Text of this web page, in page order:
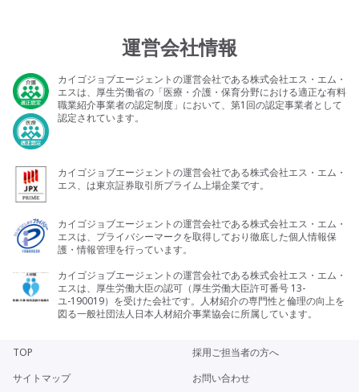
運営会社情報
カイゴジョブエージェントの運営会社である株式会社エス・エム・
エスは、厚生労働省の「医療・介護・保育分野における適正な有料
職業紹介事業者の認定制度」において、第1回の認定事業者として
認定されています。
カイゴジョブエージェントの運営会社である株式会社エス・エム・
エス、は東京証券取引所プライム上場企業です。
カイゴジョブエージェントの運営会社である株式会社エス・エム・
エスは、プライバシーマークを取得しており徹底した個人情報保
護・情報管理を行っています。
カイゴジョブエージェントの運営会社である株式会社エス・エム・
エスは、厚生労働大臣の認可（厚生労働大臣許可番号 13-
ユ-190019）を受けた会社です。人材紹介の専門性と倫理の向上を
図る一般社団法人日本人材紹介事業協会に所属しています。
TOP
採用ご担当者の方へ
サイトマップ
お問い合わせ